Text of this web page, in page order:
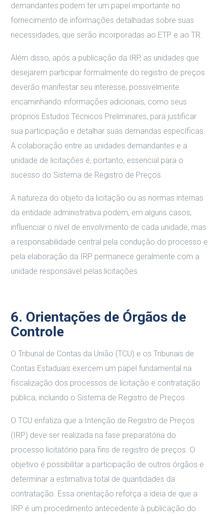
demandantes podem ter um papel importante no
fornecimento de informações detalhadas sobre suas
necessidades, que serão incorporadas ao ETP e ao TR.
Além disso, após a publicação da IRP, as unidades que
desejarem participar formalmente do registro de preços
deverão manifestar seu interesse, possivelmente
encaminhando informações adicionais, como seus
próprios Estudos Técnicos Preliminares, para justificar
sua participação e detalhar suas demandas específicas.
A colaboração entre as unidades demandantes e a
unidade de licitações é, portanto, essencial para o
sucesso do Sistema de Registro de Preços.
A natureza do objeto da licitação ou as normas internas
da entidade administrativa podem, em alguns casos,
influenciar o nível de envolvimento de cada unidade, mas
a responsabilidade central pela condução do processo e
pela elaboração da IRP permanece geralmente com a
unidade responsável pelas licitações.
6. Orientações de Órgãos de
Controle
O Tribunal de Contas da União (TCU) e os Tribunais de
Contas Estaduais exercem um papel fundamental na
fiscalização dos processos de licitação e contratação
pública, incluindo o Sistema de Registro de Preços.
O TCU enfatiza que a Intenção de Registro de Preços
(IRP) deve ser realizada na fase preparatória do
processo licitatório para fins de registro de preços. O
objetivo é possibilitar a participação de outros órgãos e
determinar a estimativa total de quantidades da
contratação. Essa orientação reforça a ideia de que a
IRP é um procedimento antecedente à publicação do